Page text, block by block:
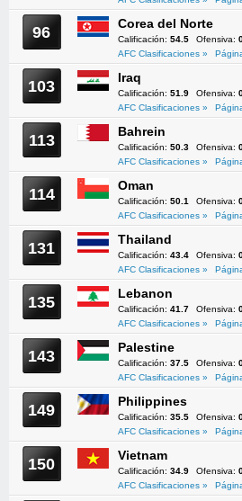
96 Corea del Norte
Calificación: 54.5 Ofensiva:
AFC Clasificaciones »
103 Iraq
Calificación: 51.9 Ofensiva:
AFC Clasificaciones »
113 Bahrein
Calificación: 50.3 Ofensiva:
AFC Clasificaciones »
114 Oman
Calificación: 50.1 Ofensiva:
AFC Clasificaciones »
131 Thailand
Calificación: 43.4 Ofensiva:
AFC Clasificaciones »
135 Lebanon
Calificación: 41.7 Ofensiva:
AFC Clasificaciones »
143 Palestine
Calificación: 37.5 Ofensiva:
AFC Clasificaciones »
149 Philippines
Calificación: 35.5 Ofensiva:
AFC Clasificaciones »
150 Vietnam
Calificación: 34.9 Ofensiva:
AFC Clasificaciones »